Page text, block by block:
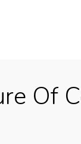
Of